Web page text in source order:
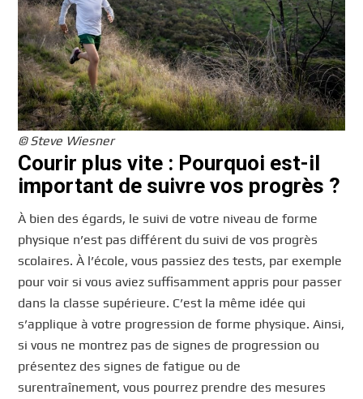
© Steve Wiesner
Courir plus vite : Pourquoi est-il
important de suivre vos progrès ?
À bien des égards, le suivi de votre niveau de forme
physique n’est pas différent du suivi de vos progrès
scolaires. À l’école, vous passiez des tests, par exemple
pour voir si vous aviez suffisamment appris pour passer
dans la classe supérieure. C’est la même idée qui
s’applique à votre progression de forme physique. Ainsi,
si vous ne montrez pas de signes de progression ou
présentez des signes de fatigue ou de
surentraînement, vous pourrez prendre des mesures